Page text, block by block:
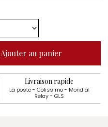
Ajouter au panier
Livraison rapide
La poste - Colissimo - Mondial
Relay - GLS